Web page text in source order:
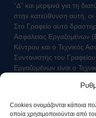
Cookies ονομάζονται κάποια
οποία χρησιμοποιούνται από
“Δ” και μεριμνά για τη
στην κατεύθυνση αυτή, οι
Στο Γραφείο αυτό
Ασφάλειας Εργαζομένων
Κέντρου και ο Τεχνικός
Συντονιστής του Γραφείου
Εργαζομένων είναι ο
Επικοινωνήστε με τον